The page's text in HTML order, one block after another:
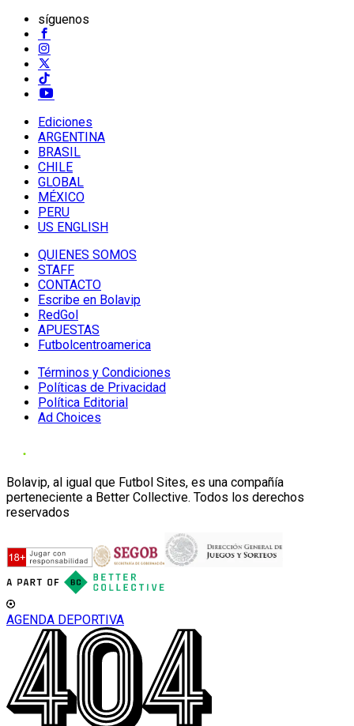
síguenos
Ediciones
ARGENTINA
BRASIL
CHILE
GLOBAL
MÉXICO
PERU
US ENGLISH
QUIENES SOMOS
STAFF
CONTACTO
Escribe en Bolavip
RedGol
APUESTAS
Futbolcentroamerica
Términos y Condiciones
Políticas de Privacidad
Política Editorial
Ad Choices
Bolavip, al igual que Futbol Sites, es una compañía
perteneciente a Better Collective. Todos los derechos
reservados
AGENDA DEPORTIVA